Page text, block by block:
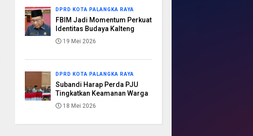
DPRD KOTA PALANGKA RAYA
FBIM Jadi Momentum Perkuat
Identitas Budaya Kalteng
19 Mei 2026
DPRD KOTA PALANGKA RAYA
Subandi Harap Perda PJU
Tingkatkan Keamanan Warga
18 Mei 2026